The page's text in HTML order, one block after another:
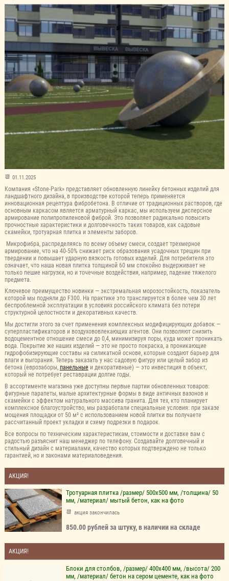
01.11.2025
Компания «Stone-Park» представляет обновленную линейку бетонных изделий для
ландшафтного дизайна, в производстве которой теперь применяется
инновационная рецептура фибробетона. В отличие от традиционных растворов, где
основным каркасом является арматурный каркас, мы используем дисперсное
армирование полипропиленовой фиброй. Это позволяет радикально повысить
прочностные характеристики и долговечность таких товаров, как садовые
скамейки, тротуарная плитка и элементы заборов.
Микрофибра, распределяясь по всему объему смеси, создает трехмерное
армирование, что на 40-50% снижает риск образования усадочных трещин при
твердении и повышает ударную вязкость готовых изделий. Для потребителя это
означает, что наша новая плитка толщиной 60 мм спокойно выдерживает не
только пешие нагрузки, но и точечные воздействия, например, падение тяжелого
предмета.
Ключевое преимущество новинки — экстремальная морозостойкость, показатель
которой мы подняли до F300. На практике это транслируется в более чем 30 лет
беспроблемной эксплуатации в условиях российского климата без потери
структурной целостности и декоративных качеств.
Мы достигли этого за счет применения комплексных модифицирующих добавок —
суперпластификаторов и воздухововлекающих агентов. Они позволяют снизить
водоцементное отношение смеси до 0,4, минимизируя поры, куда может проникать
вода. Покрытие же наших изделий — это не просто покраска, а проникающие
гидрофобизирующие составы на силикатной основе, которые создают барьер для
влаги и выгорания. Теперь заказать у нас садовую фигуру или целый забор из
бетона (еврозаборы, панельныеи декоративные) — это инвестиция в объект,
который не потребует реставрации долгие годы.
В ассортименте магазина уже доступны первые партии обновленных товаров:
фигурные парапеты, малые архитектурные формы в виде античных вазонов и
скамейки с эффектом натурального массива гранита. Для тех, кто планирует
комплексное благоустройство, мы разработали специальные условия: при заказе
мощения площадки от 50 м² с использованием новой плитки вы получаете
рассчитанный проект укладки и схему подрезки в подарок.
Все вопросы по техническим характеристикам, стоимости и доставке вам с
радостью разъяснит наш менеджер по телефону. Создавайте долговечный и
стильный дизайн с материалами, качество которых подтверждено не только
гарантией, но и законами материаловедения.
АКЦИЯ!
Тротуарная плитка /размер/ 500х500 мм, /толщина/ 50
мм, /материал/ мытый бетон, как на фото
акция закончилась
850.00 рублей за штуку, в наличии на складе
АКЦИЯ!
Блоки для столбов, /размер/ 400х400 мм, /высота/ 200
мм, /материал/ бетон на сером цементе, как на фото